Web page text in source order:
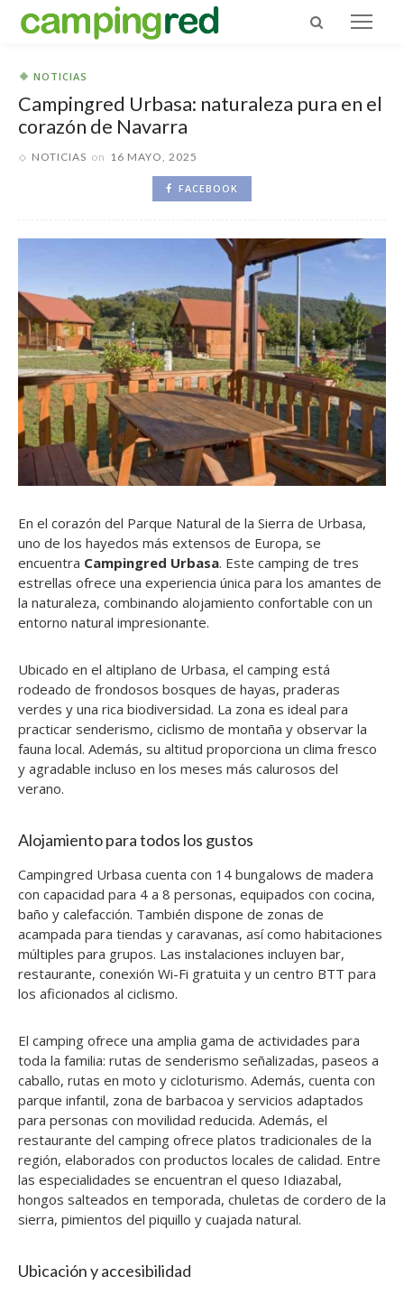
NOTICIAS
Campingred Urbasa: naturaleza pura en el
corazón de Navarra
NOTICIAS on 16 MAYO, 2025
FACEBOOK
En el corazón del Parque Natural de la Sierra de Urbasa,
uno de los hayedos más extensos de Europa, se
encuentra Campingred Urbasa. Este camping de tres
estrellas ofrece una experiencia única para los amantes de
la naturaleza, combinando alojamiento confortable con un
entorno natural impresionante.
Ubicado en el altiplano de Urbasa, el camping está
rodeado de frondosos bosques de hayas, praderas
verdes y una rica biodiversidad. La zona es ideal para
practicar senderismo, ciclismo de montaña y observar la
fauna local. Además, su altitud proporciona un clima fresco
y agradable incluso en los meses más calurosos del
verano.
Alojamiento para todos los gustos
Campingred Urbasa cuenta con 14 bungalows de madera
con capacidad para 4 a 8 personas, equipados con cocina,
baño y calefacción. También dispone de zonas de
acampada para tiendas y caravanas, así como habitaciones
múltiples para grupos. Las instalaciones incluyen bar,
restaurante, conexión Wi-Fi gratuita y un centro BTT para
los aficionados al ciclismo.
El camping ofrece una amplia gama de actividades para
toda la familia: rutas de senderismo señalizadas, paseos a
caballo, rutas en moto y cicloturismo. Además, cuenta con
parque infantil, zona de barbacoa y servicios adaptados
para personas con movilidad reducida. Además, el
restaurante del camping ofrece platos tradicionales de la
región, elaborados con productos locales de calidad. Entre
las especialidades se encuentran el queso Idiazabal,
hongos salteados en temporada, chuletas de cordero de la
sierra, pimientos del piquillo y cuajada natural.
Ubicación y accesibilidad